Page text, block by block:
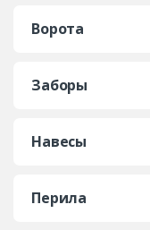
Ворота
Заборы
Навесы
Перила